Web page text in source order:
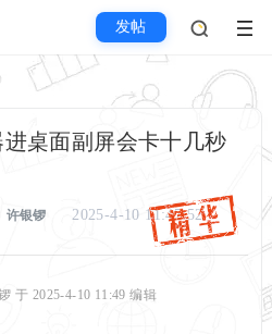
发帖
桌面副屏会卡十几秒
许银锣 2025-4-10 11:47:52
于 2025-4-10 11:49 编辑